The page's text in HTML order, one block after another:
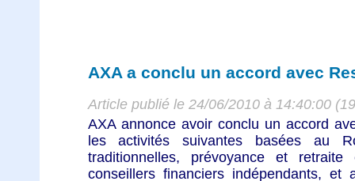
AXA a conclu un accord avec
Article publié le 24/06/2010 à 14:40:00
AXA annonce avoir conclu un accord
les activités suivantes basées au
traditionnelles, prévoyance et
conseillers financiers indépendants,